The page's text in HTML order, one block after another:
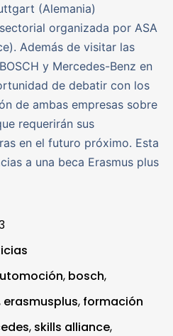
(Alemania)
organizada por ASA
Además de visitar las
y Mercedes-Benz en
de debatir con los
de ambas empresas sobre
requerirán sus
en el futuro próximo. Esta
a una beca Erasmus plus
, bosch,
erasmusplus, formación
, skills alliance,